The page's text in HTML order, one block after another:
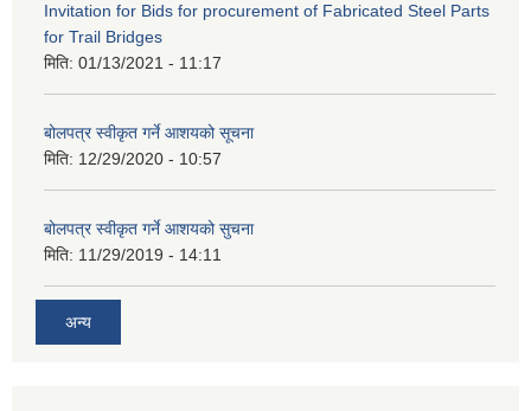
Invitation for Bids for procurement of Fabricated Steel Parts
for Trail Bridges
मिति: 01/13/2021 - 11:17
बोलपत्र स्वीकृत गर्ने आशयको सूचना
मिति: 12/29/2020 - 10:57
बोलपत्र स्वीकृत गर्ने आशयको सुचना
मिति: 11/29/2019 - 14:11
अन्य